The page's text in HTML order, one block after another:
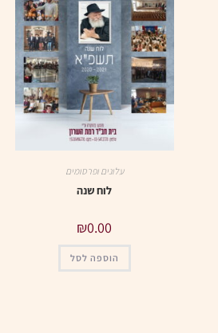
עלונים ופרסומים
לוח שנה
₪0.00
הוספה לסל